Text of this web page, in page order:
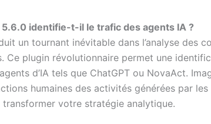
identifie-t-il le trafic des agents IA ?
un tournant inévitable dans l’analyse des
Ce plugin révolutionnaire permet une
d’IA tels que ChatGPT ou NovaAct.
humaines des activités générées par
votre stratégie analytique.